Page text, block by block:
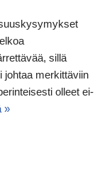
sillä
johtaa merkittäviin
olleet ei-
»